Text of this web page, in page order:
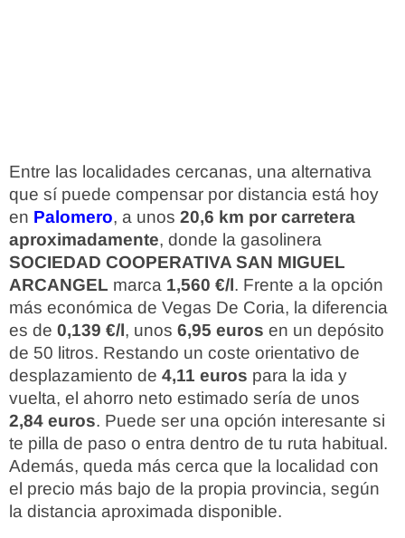
Entre las localidades cercanas, una alternativa
que sí puede compensar por distancia está hoy
en Palomero, a unos 20,6 km por carretera
aproximadamente, donde la gasolinera
SOCIEDAD COOPERATIVA SAN MIGUEL
ARCANGEL marca 1,560 €/l. Frente a la opción
más económica de Vegas De Coria, la diferencia
es de 0,139 €/l, unos 6,95 euros en un depósito
de 50 litros. Restando un coste orientativo de
desplazamiento de 4,11 euros para la ida y
vuelta, el ahorro neto estimado sería de unos
2,84 euros. Puede ser una opción interesante si
te pilla de paso o entra dentro de tu ruta habitual.
Además, queda más cerca que la localidad con
el precio más bajo de la propia provincia, según
la distancia aproximada disponible.